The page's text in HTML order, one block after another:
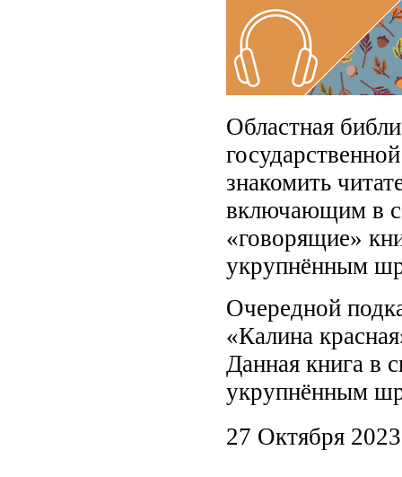
Областная
знакомить
включающим в
«говорящие»
укрупнённым
Очередной
«Калина
Данная книга в
укрупнённым
27 Октября 2023